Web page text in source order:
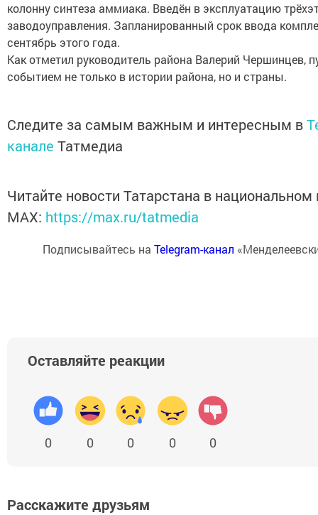
колонну синтеза аммиака. Введён в эксплуатацию
заводоуправления. Запланированный срок ввода
сентябрь этого года.
Как отметил руководитель района Валерий Чершинцев,
событием не только в истории района, но и страны.
Следите за самым важным и интересным в
канале Татмедиа
Читайте новости Татарстана в
MАХ: https://max.ru/tatmedia
Подписывайтесь на Telegram-канал
Оставляйте реакции
0 0 0 0 0
Расскажите друзьям